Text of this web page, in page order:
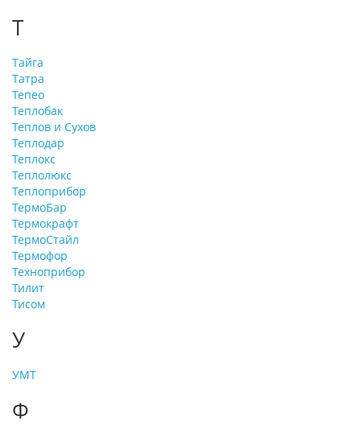
Т
Тайга
Татра
Тепео
Теплобак
Теплов и Сухов
Теплодар
Теплокс
Теплолюкс
Теплоприбор
ТермоБар
Термокрафт
ТермоСтайл
Термофор
Техноприбор
Тилит
Тисом
У
УМТ
Ф